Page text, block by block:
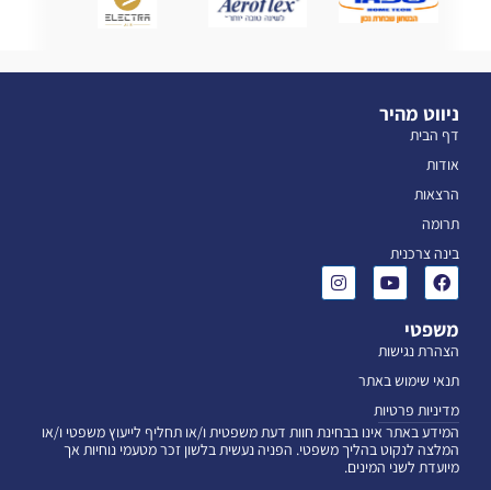
ניווט מהיר
דף הבית
אודות
הרצאות
תרומה
בינה צרכנית
משפטי
הצהרת נגישות
תנאי שימוש באתר
מדיניות פרטיות
המידע באתר אינו בבחינת חוות דעת משפטית ו/או תחליף לייעוץ משפטי ו/או
המלצה לנקוט בהליך משפטי. הפניה נעשית בלשון זכר מטעמי נוחיות אך
מיועדת לשני המינים.